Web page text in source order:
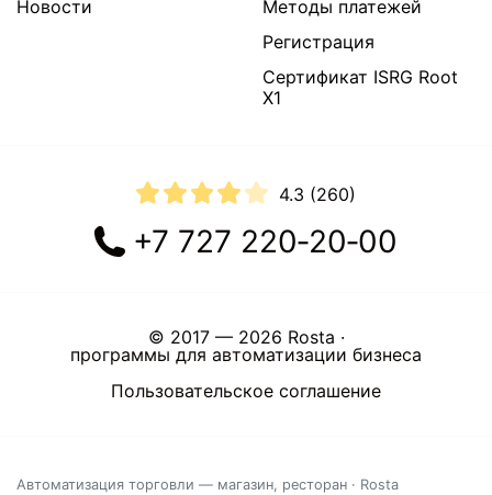
Новости
Методы платежей
Регистрация
Сертификат ISRG Root
X1
4.3 (260)
+7 727 220‐20‐00
© 2017 — 2026 Rosta ·
программы для автоматизации бизнеса
Пользовательское соглашение
Автоматизация торговли — магазин, ресторан · Rosta